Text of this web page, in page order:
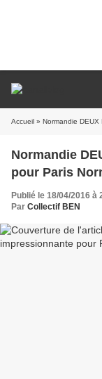
Accueil » Normandie DEUX
Normandie
pour Paris
Publié le 18/04/2016 à
Par Collectif BEN